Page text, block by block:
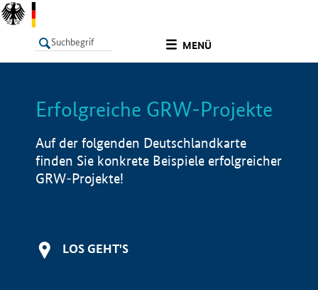
MENÜ
LISTE Info
Erfolgreiche GRW-Projekte
Auf der folgenden Deutschlandkarte
finden Sie konkrete Beispiele erfolgreicher
GRW-Projekte!
LOS GEHT'S